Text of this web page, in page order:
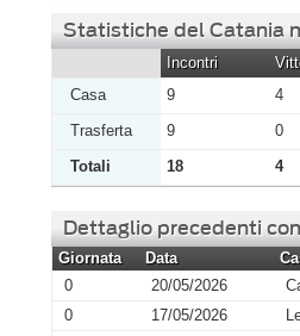
Statistiche del Catania
Incontri
Casa
9 4
Trasferta
9 0
Totali
18 4
Dettaglio precedenti
Giornata Data
0
20/05/2026
0
17/05/2026